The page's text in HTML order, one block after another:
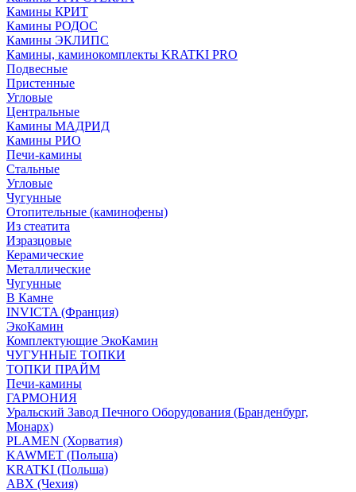
Камины КРИТ
Камины РОДОС
Камины ЭКЛИПС
Камины, каминокомплекты KRATKI PRO
Подвесные
Пристенные
Угловые
Центральные
Камины МАДРИД
Камины РИО
Печи-камины
Стальные
Угловые
Чугунные
Отопительные (каминофены)
Из стеатита
Изразцовые
Керамические
Металлические
Чугунные
В Камне
INVICTA (Франция)
ЭкоКамин
Комплектующие ЭкоКамин
ЧУГУННЫЕ ТОПКИ
ТОПКИ ПРАЙМ
Печи-камины
ГАРМОНИЯ
Уральский Завод Печного Оборудования (Бранденбург,
Монарх)
PLAMEN (Хорватия)
KAWMET (Польша)
KRATKI (Польша)
ABX (Чехия)